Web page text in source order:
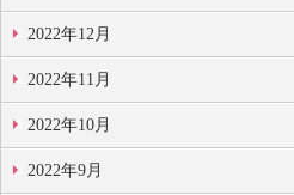
2022年12月
2022年11月
2022年10月
2022年9月